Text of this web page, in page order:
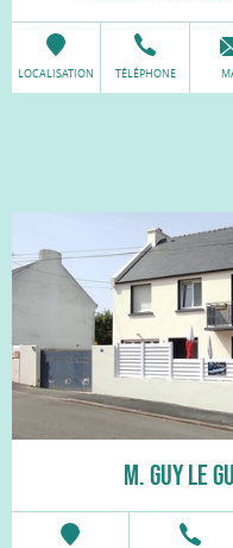
LOCALISATION TÉLÉPHONE
M. GUY LE